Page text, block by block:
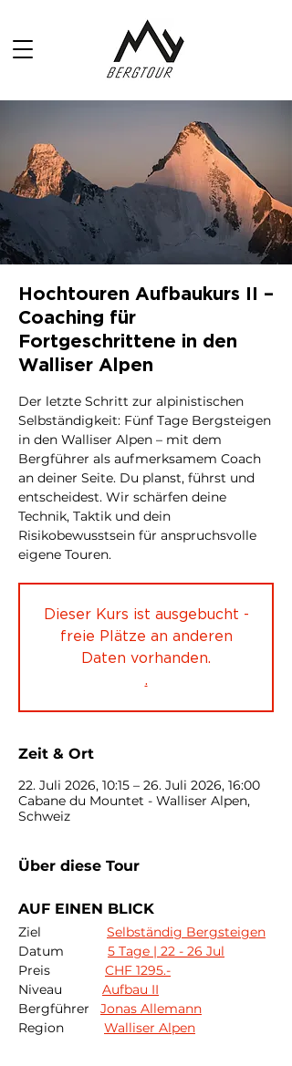
Hochtouren Aufbaukurs II –
Coaching für
Fortgeschrittene in den
Walliser Alpen
Der letzte Schritt zur alpinistischen
Selbständigkeit: Fünf Tage Bergsteigen
in den Walliser Alpen – mit dem
Bergführer als aufmerksamem Coach
an deiner Seite. Du planst, führst und
entscheidest. Wir schärfen deine
Technik, Taktik und dein
Risikobewusstsein für anspruchsvolle
eigene Touren.
Dieser Kurs ist ausgebucht -
freie Plätze an anderen
Daten vorhanden.
.
Zeit & Ort
22. Juli 2026, 10:15 – 26. Juli 2026, 16:00
Cabane du Mountet - Walliser Alpen,
Schweiz
Über diese Tour
AUF EINEN BLICK
Ziel Selbständig Bergsteigen
Datum 5 Tage | 22 - 26 Jul
Preis CHF 1295.-
Niveau Aufbau II
Bergführer Jonas Allemann
Region Walliser Alpen